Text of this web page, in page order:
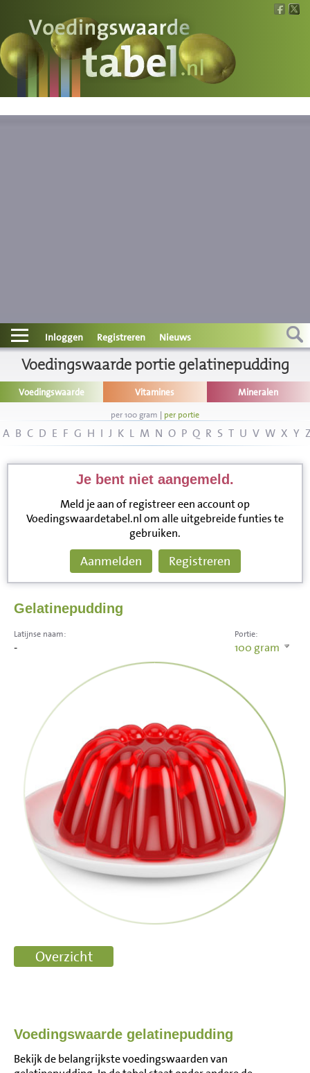
Voedingswaarde
Wat is wat?
Contact
Informatie
Disclaimer
Inloggen Registreren Nieuws
Voedingswaarde portie gelatinepudding
Voedingswaarde Vitamines Mineralen
per 100 gram | per portie
A B C D E F G H I J K L M N O P Q R S T U V W X Y
Je bent niet aangemeld.
Meld je aan of registreer een account op
Voedingswaardetabel.nl om alle uitgebreide funties te
gebruiken.
Aanmelden Registreren
Gelatinepudding
Portie:
100 gram
Latijnse naam:
-
Voedingswaarde gelatinepudding
Bekijk de belangrijkste voedingswaarden van